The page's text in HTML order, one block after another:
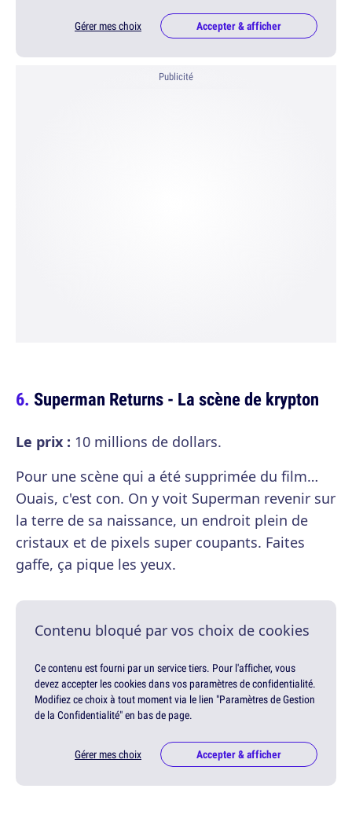
Gérer mes choix Accepter & afficher
Publicité
Superman Returns - La scène de krypton
Le prix : 10 millions de dollars.
Pour une scène qui a été supprimée du film…
Ouais, c'est con. On y voit Superman revenir sur
la terre de sa naissance, un endroit plein de
cristaux et de pixels super coupants. Faites
gaffe, ça pique les yeux.
Contenu bloqué par vos choix de cookies
Ce contenu est fourni par un service tiers. Pour l'afficher, vous
devez accepter les cookies dans vos paramètres de confidentialité.
Modifiez ce choix à tout moment via le lien "Paramètres de Gestion
de la Confidentialité" en bas de page.
Gérer mes choix Accepter & afficher